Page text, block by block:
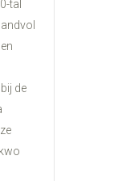
tal
de